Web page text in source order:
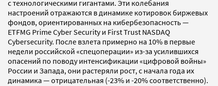
с технологическими гигантами. Эти колебания
настроений отражаются в динамике котировок биржевых
фондов, ориентированных на кибербезопасность —
ETFMG Prime Cyber Security и First Trust NASDAQ
Cybersecurity. После взлета примерно на 10% в первые
недели российской «спецоперации» из-за усилившихся
опасений по поводу интенсификации «цифровой войны»
России и Запада, они растеряли рост, с начала года их
динамика — отрицательная (-23% и -20% соответственно).